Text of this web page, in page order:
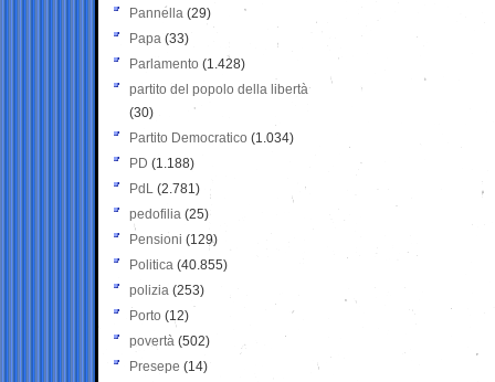
Pannella (29)
Papa (33)
Parlamento (1.428)
partito del popolo della libertà
(30)
Partito Democratico (1.034)
PD (1.188)
PdL (2.781)
pedofilia (25)
Pensioni (129)
Politica (40.855)
polizia (253)
Porto (12)
povertà (502)
Presepe (14)